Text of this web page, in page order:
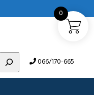
066/170-665
0